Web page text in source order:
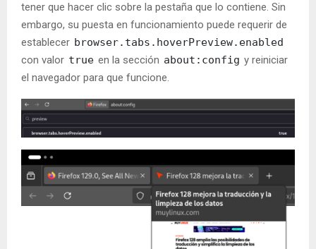
tener que hacer clic sobre la pestaña que lo contiene. Sin
embargo, su puesta en funcionamiento puede requerir de
establecer browser.tabs.hoverPreview.enabled
con valor true en la sección about:config y reiniciar
el navegador para que funcione.